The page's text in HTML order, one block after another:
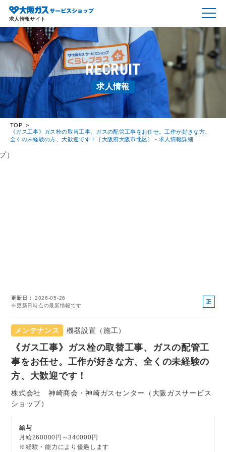
求人情報サイト
RECRUIT
求人情報
TOP
《ガス工事》ガス栓の取替工事、ガスの配管工事をお任せ。工作が好きな方、
全くの未経験の方、大歓迎です！［大阪府大阪市北区］ - 求人情報詳細
更新日
2026-05-26
※更新日時点の最新情報です
正
メンテナンス 機器設置（施工）
《ガス工事》ガス栓の取替工事、ガスの配管工
事をお任せ。工作が好きな方、全くの未経験の
方、大歓迎です！
株式会社 神崎商会・神崎ガスセンター（大阪ガスサービス
ショップ）
給与
月給260000円～340000円
※経験・能力により優遇します